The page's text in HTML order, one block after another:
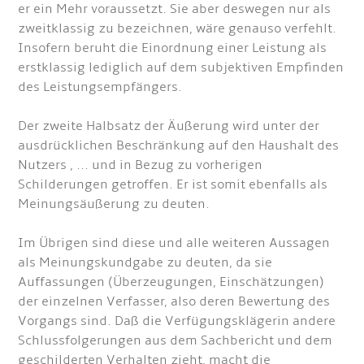
er ein Mehr voraussetzt. Sie aber deswegen nur als
zweitklassig zu bezeichnen, wäre genauso verfehlt.
Insofern beruht die Einordnung einer Leistung als
erstklassig lediglich auf dem subjektiven Empfinden
des Leistungsempfängers.
Der zweite Halbsatz der Äußerung wird unter der
ausdrücklichen Beschränkung auf den Haushalt des
Nutzers , ... und in Bezug zu vorherigen
Schilderungen getroffen. Er ist somit ebenfalls als
Meinungsäußerung zu deuten.
Im Übrigen sind diese und alle weiteren Aussagen
als Meinungskundgabe zu deuten, da sie
Auffassungen (Überzeugungen, Einschätzungen)
der einzelnen Verfasser, also deren Bewertung des
Vorgangs sind. Daß die Verfügungsklägerin andere
Schlussfolgerungen aus dem Sachbericht und dem
geschilderten Verhalten zieht, macht die